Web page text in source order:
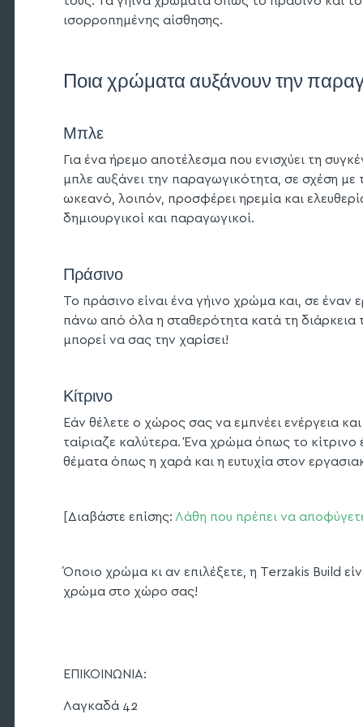
ισορροπημένης αίσθησης.
Ποια χρώματα αυξάνουν την
Μπλε
Για ένα ήρεμο αποτέλεσμα που ενισχύει τη
μπλε αυξάνει την παραγωγικότητα, σε σχέση
ωκεανό, λοιπόν, προσφέρει ηρεμία και
δημιουργικοί και παραγωγικοί.
Πράσινο
Το πράσινο είναι ένα γήινο χρώμα και, σε έναν
πάνω από όλα η σταθερότητα κατά τη διάρκεια
μπορεί να σας την χαρίσει!
Κίτρινο
Εάν θέλετε ο χώρος σας να εμπνέει ενέργεια
ταίριαζε καλύτερα. Ένα χρώμα όπως το κίτρινο
θέματα όπως η χαρά και η ευτυχία στον
[Διαβάστε επίσης: Λάθη που πρέπει να
Όποιο χρώμα κι αν επιλέξετε, η Terzakis Build
χρώμα στο χώρο σας!
ΕΠΙΚΟΙΝΩΝΙΑ:
Λαγκαδά 42